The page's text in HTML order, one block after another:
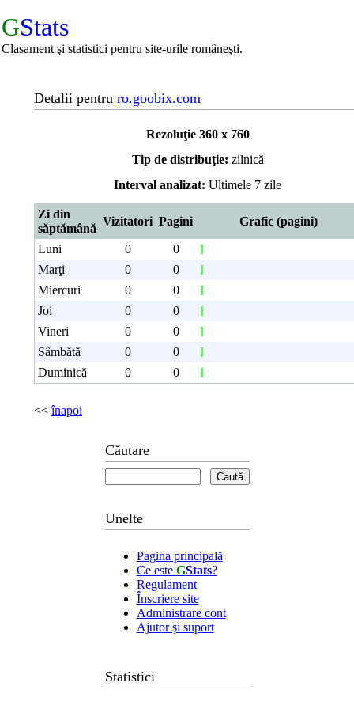
GStats
Clasament şi statistici pentru site-urile româneşti.
Căutare
Unelte
Pagina principală
Ce este GStats?
Regulament
Înscriere site
Administrare cont
Ajutor şi suport
Statistici
Detalii pentru ro.goobix.com
Rezoluţie 360 x 760
Tip de distribuţie: zilnică
Interval analizat: Ultimele 7 zile
Zi din
săptămână
Vizitatori Pagini Grafic (pagini)
Luni 0
0
Marţi
0
0
Miercuri
0
0
Joi
0
0
Vineri
0
0
Sâmbătă
0
0
Duminică
0 0
<<înapoi